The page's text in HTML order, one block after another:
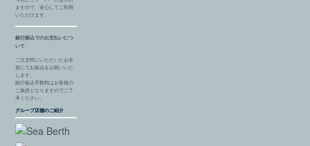
ますので、安心してご利用
いただけます。
銀行振込でのお支払いにつ
いて
ご注文時にいただいたお名
前にてお振込をお願いいた
します。
銀行振込手数料はお客様の
ご負担となりますのでご了
承ください。
グループ店舗のご紹介